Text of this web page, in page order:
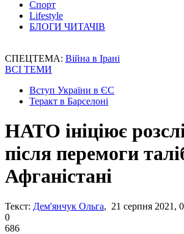
Спорт
Lifestyle
БЛОГИ ЧИТАЧІВ
СПЕЦТЕМА: Війна в Ірані
ВСІ ТЕМИ
Вступ України в ЄС
Теракт в Барселоні
НАТО ініціює
після перемоги
Афганістані
Текст: Дем'янчук Ольга, 21 серпня 2021,
0
686